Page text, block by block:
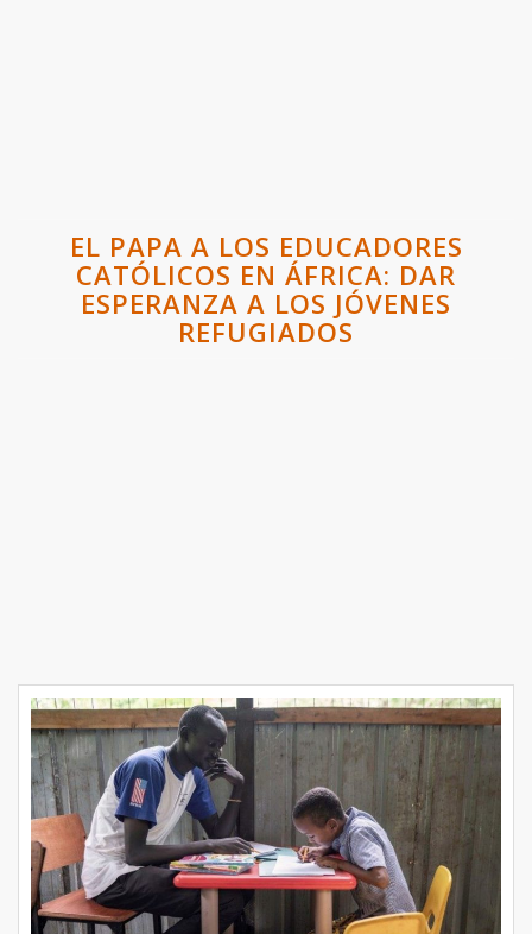
EL PAPA A LOS EDUCADORES
CATÓLICOS EN ÁFRICA: DAR
ESPERANZA A LOS JÓVENES
REFUGIADOS